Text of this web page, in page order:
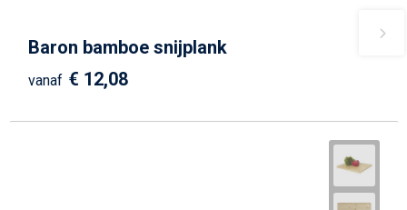
Baron bamboe snijplank
vanaf € 12,08